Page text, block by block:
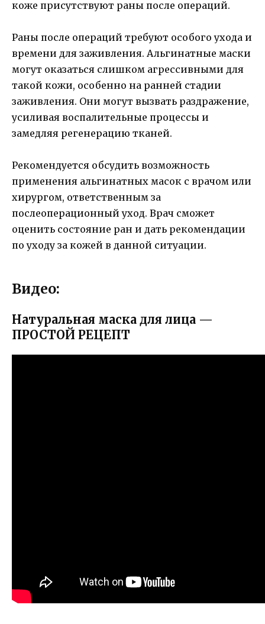
коже присутствуют раны после операций.
Раны после операций требуют особого ухода и
времени для заживления. Альгинатные маски
могут оказаться слишком агрессивными для
такой кожи, особенно на ранней стадии
заживления. Они могут вызвать раздражение,
усиливая воспалительные процессы и
замедляя регенерацию тканей.
Рекомендуется обсудить возможность
применения альгинатных масок с врачом или
хирургом, ответственным за
послеоперационный уход. Врач сможет
оценить состояние ран и дать рекомендации
по уходу за кожей в данной ситуации.
Видео:
Натуральная маска для лица —
ПРОСТОЙ РЕЦЕПТ